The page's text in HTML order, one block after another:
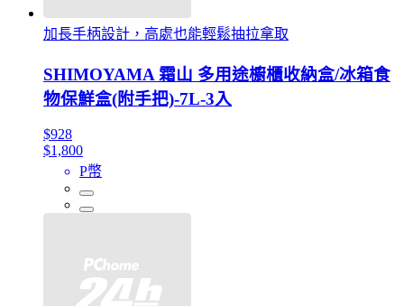
加長手柄設計，高處也能輕鬆抽拉拿取
SHIMOYAMA 霜山 多用途櫥櫃收納盒/冰箱食
物保鮮盒(附手把)-7L-3入
$928
$1,800
P幣